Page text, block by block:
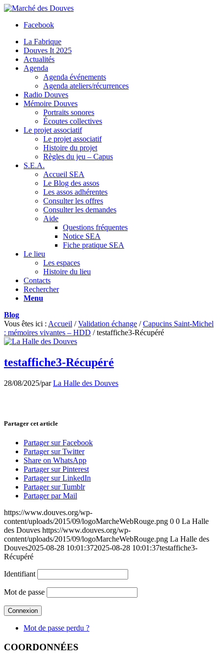
Facebook
La Fabrique
Douves It 2025
Actualités
Agenda
Agenda événements
Agenda ateliers/récurrences
Radio Douves
Mémoire Douves
Portraits sonores
Écoutes collectives
Le projet associatif
Le projet associatif
Histoire du projet
Règles du jeu – Capus
S.E.A.
Accueil SEA
Le Blog des assos
Les assos adhérentes
Consulter les offres
Consulter les demandes
Aide
Questions fréquentes
Notice SEA
Fiche pratique SEA
Le lieu
Les espaces
Histoire du lieu
Contacts
Rechercher
Menu
Blog
Vous êtes ici : Accueil / Validation échange / Capucins Saint-Michel
: mémoires vivantes – HDD / testaffiche3-Récupéré
testaffiche3-Récupéré
28/08/2025/parLa Halle des Douves
Partager cet article
Partager sur Facebook
Partager sur Twitter
Share on WhatsApp
Partager sur Pinterest
Partager sur LinkedIn
Partager sur Tumblr
Partager par Mail
https://www.douves.org/wp-
content/uploads/2015/09/logoMarcheWebRouge.png 0 0 La Halle
des Douves https://www.douves.org/wp-
content/uploads/2015/09/logoMarcheWebRouge.png La Halle des
Douves2025-08-28 10:01:372025-08-28 10:01:37testaffiche3-
Récupéré
Identifiant
Mot de passe
Mot de passe perdu ?
COORDONNÉES